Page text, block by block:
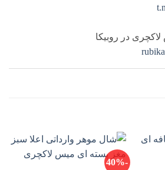
در روبیکا
-40%